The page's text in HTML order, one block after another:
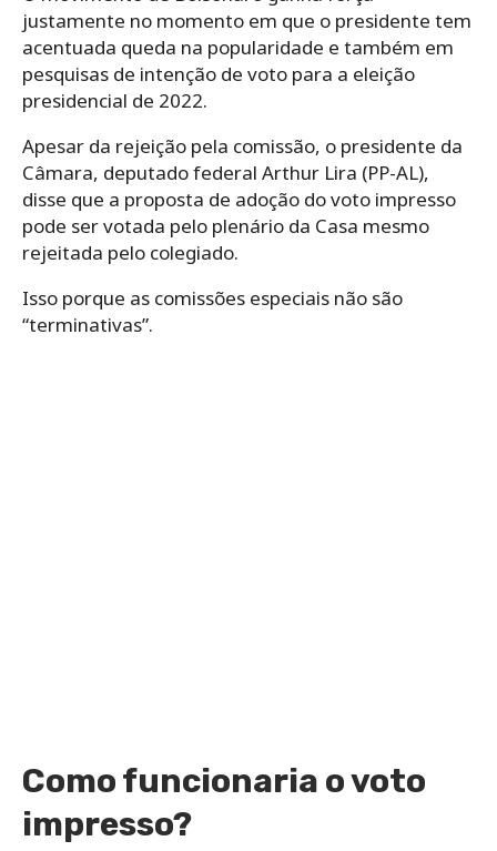
justamente no momento em que o presidente tem
acentuada queda na popularidade e também em
pesquisas de intenção de voto para a eleição
presidencial de 2022.
Apesar da rejeição pela comissão, o presidente da
Câmara, deputado federal Arthur Lira (PP-AL),
disse que a proposta de adoção do voto impresso
pode ser votada pelo plenário da Casa mesmo
rejeitada pelo colegiado.
Isso porque as comissões especiais não são
“terminativas”.
Como funcionaria o voto
impresso?